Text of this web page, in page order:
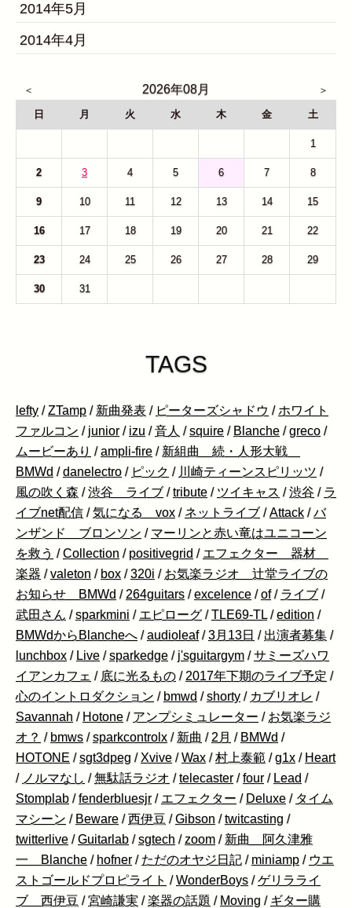
2014年5月
2014年4月
2026年08月
日 月 火 水 木 金 土
1
2 3 4 5 6 7 8
9 10 11 12 13 14 15
16 17 18 19 20 21 22
23 24 25 26 27 28 29
30 31
TAGS
lefty /ZTamp / 新曲発表 / ピーターズシャドウ / ホワイト
ファルコン / junior / izu /音人 /squire / Blanche /greco /
ムービーあり /ampli-fire / 新組曲 続・人形大戦
BMWd /danelectro / ピック / 川崎ティーンスピリッツ /
風の吹く森 /渋谷 ライブ /tribute / ツイキャス /渋谷 / ラ
イブnet配信 /気になる vox / ネットライブ /Attack /バ
ンザンド ブロンソン / マーリンと赤い竜はユニコーン
を救う /Collection / positivegrid / エフェクター 器材
楽器 /valeton / box /320i / お気楽ラジオ 辻堂ライブの
お知らせ BMWd / 264guitars /excelence /of / ライブ /
武田さん /sparkmini / エピローグ /TLE69-TL /edition /
BMWdからBlancheへ /audioleaf /3月13日 / 出演者募集 /
lunchbox / Live /sparkedge / j'sguitargym /サミーズハワ
イアンカフェ / 底に光るもの / 2017年下期のライブ予定 /
心のイントロダクション / bmwd /shorty / カブリオレ /
Savannah / Hotone / アンプシミュレーター / お気楽ラジ
オ？ / bmws /sparkcontrolx / 新曲 / 2月 / BMWd /
HOTONE /sgt3dpeg / Xvive /Wax /村上泰範 /g1x / Heart
/ ノルマなし /無駄話ラジオ /telecaster /four / Lead /
Stomplab /fenderbluesjr / エフェクター / Deluxe / タイム
マシーン / Beware /西伊豆 /Gibson /twitcasting /
twitterlive /Guitarlab /sgtech /zoom / 新曲 阿久津雅
一 Blanche / hofner / ただのオヤジ日記 / miniamp / ウエ
ストゴールドプロピライト /WonderBoys /ゲリラライ
ブ 西伊豆 /宮崎謙実 /楽器の話題 / Moving / ギター購